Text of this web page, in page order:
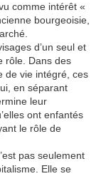
comme intérêt «
bourgeoisie,
d’un seul et
rôle. Dans des
de vie intégré, ces
en séparant
leur
ont enfantés
le rôle de
pas seulement
Elle se